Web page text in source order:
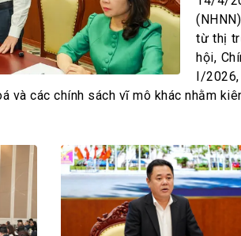
Đấu giá tài sản
Thanh toán –Thẻ
Nhà quản trị
Cơ hội việc làm
từ thị
hội,
I/
và các chính sách vĩ mô khác nhằm